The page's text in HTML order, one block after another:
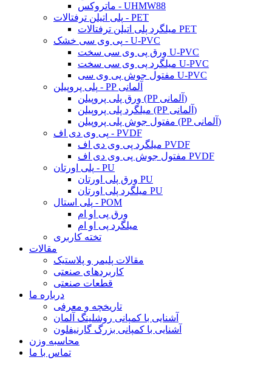
ماتروکس - UHMW88
پلی اتیلن ترفتالات - PET
میلگرد پلی اتیلن ترفتالات PET
پی وی سی خشک - U-PVC
ورق پی وی سی سخت U-PVC
میلگرد پی وی سی سخت U-PVC
مفتول جوش پی وی سی U-PVC
پلی پروپیلن - PP آلمانی
ورق پلی پروپیلن (PP آلمانی)
میلگرد پلی پروپیلن (PP آلمانی)
مفتول جوش پلی پروپیلن (PP آلمانی)
پی وی دی اف - PVDF
میلگرد پی وی دی اف PVDF
مفتول جوش پی وی دی اف PVDF
پلی اورتان - PU
ورق پلی اورتان PU
میلگرد پلی اورتان PU
پلی استال - POM
ورق پی او ام
میلگرد پی او ام
تخته کاربری
مقالات
مقالات پلیمر و پلاستیک
کاربردهای صنعتی
قطعات صنعتی
درباره ما
تاریخچه و معرفی
آشنایی با کمپانی روشلینگ آلمان
آشنایی با کمپانی بزرگ گارنیفلون
محاسبه وزن
تماس با ما